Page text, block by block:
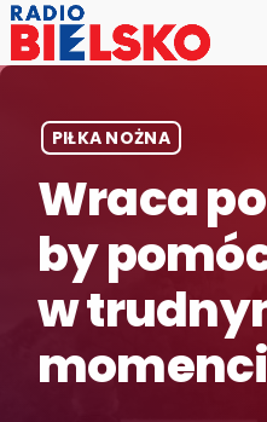
PIŁKA NOŻNA
Wraca
by
w